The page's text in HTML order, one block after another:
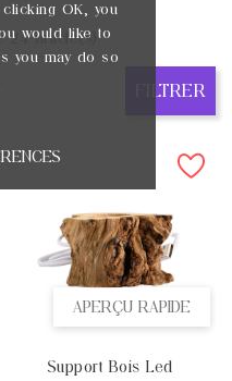
OK, you
would like to
you may do so
FILTRER
24 article(s)
APERÇU RAPIDE
Support Bois Led